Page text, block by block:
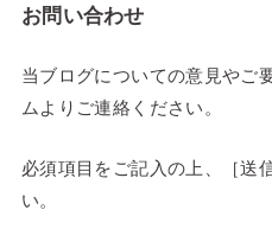
お問い合わせ
当ブログについての意見やご
ムよりご連絡ください。
必須項目をご記入の上、［送
い。